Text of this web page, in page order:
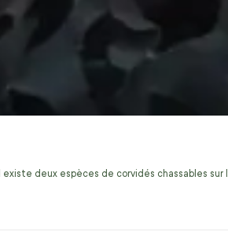
deux espèces de corvidés chassables